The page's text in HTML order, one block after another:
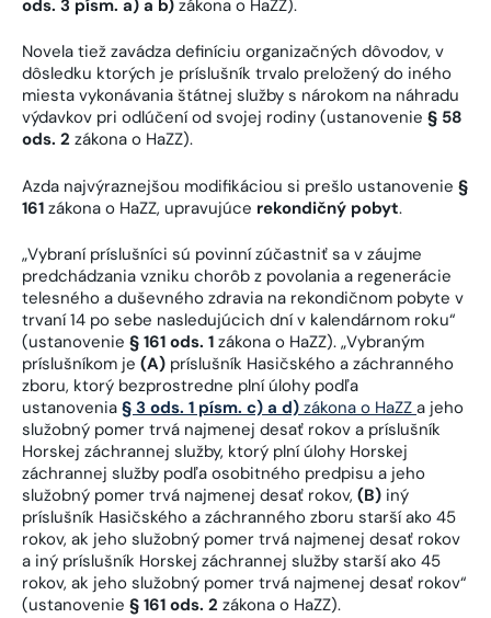
ods. 3 písm. a) a b) zákona o HaZZ).
Novela tiež zavádza definíciu organizačných dôvodov, v
dôsledku ktorých je príslušník trvalo preložený do iného
miesta vykonávania štátnej služby s nárokom na náhradu
výdavkov pri odlúčení od svojej rodiny (ustanovenie § 58
ods. 2 zákona o HaZZ).
Azda najvýraznejšou modifikáciou si prešlo ustanovenie §
161 zákona o HaZZ, upravujúce rekondičný pobyt.
„Vybraní príslušníci sú povinní zúčastniť sa v záujme
predchádzania vzniku chorôb z povolania a regenerácie
telesného a duševného zdravia na rekondičnom pobyte v
trvaní 14 po sebe nasledujúcich dní v kalendárnom roku“
(ustanovenie § 161 ods. 1 zákona o HaZZ). „Vybraným
príslušníkom je (A) príslušník Hasičského a záchranného
zboru, ktorý bezprostredne plní úlohy podľa
ustanovenia § 3 ods. 1 písm. c) a d) zákona o HaZZ a jeho
služobný pomer trvá najmenej desať rokov a príslušník
Horskej záchrannej služby, ktorý plní úlohy Horskej
záchrannej služby podľa osobitného predpisu a jeho
služobný pomer trvá najmenej desať rokov, (B) iný
príslušník Hasičského a záchranného zboru starší ako 45
rokov, ak jeho služobný pomer trvá najmenej desať rokov
a iný príslušník Horskej záchrannej služby starší ako 45
rokov, ak jeho služobný pomer trvá najmenej desať rokov“
(ustanovenie § 161 ods. 2 zákona o HaZZ).